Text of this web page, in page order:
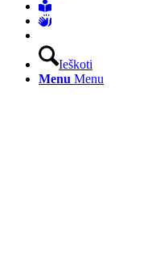
Ieškoti
Menu Menu